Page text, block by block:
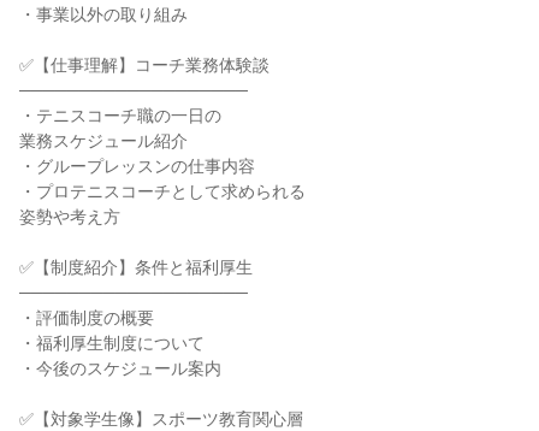
・事業以外の取り組み
✅【仕事理解】コーチ業務体験談
───────────────────
・テニスコーチ職の一日の
業務スケジュール紹介
・グループレッスンの仕事内容
・プロテニスコーチとして求められる
姿勢や考え方
✅【制度紹介】条件と福利厚生
───────────────────
・評価制度の概要
・福利厚生制度について
・今後のスケジュール案内
✅【対象学生像】スポーツ教育関心層